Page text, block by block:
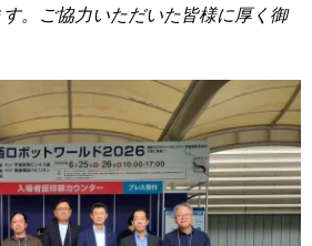
。ご協力いただいた皆様に厚く御